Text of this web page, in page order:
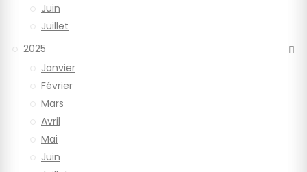
Juin
Juillet
2025
Janvier
Février
Mars
Avril
Mai
Juin